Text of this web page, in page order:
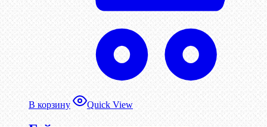
В корзину Quick View